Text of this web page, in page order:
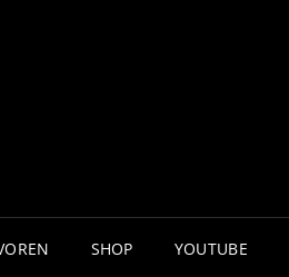
SHOP YOUTUBE